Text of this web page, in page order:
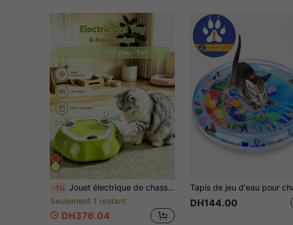
-1% Jouet électrique de chasse pour chat à 6 trous, hautement interactif, auto-jeu, pop & cache, teaser de mouvement, design rond dynamique multi-touch, soulage l'ennui en solo, réduit les griffures et morsures destructrices, durable, cadeau d'exercice pour chatons et chats adultes d'intérieur
Seulement 1 restant
DH376.04
DH144.00